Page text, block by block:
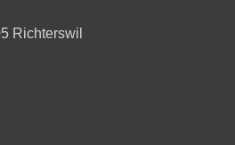
Richterswil